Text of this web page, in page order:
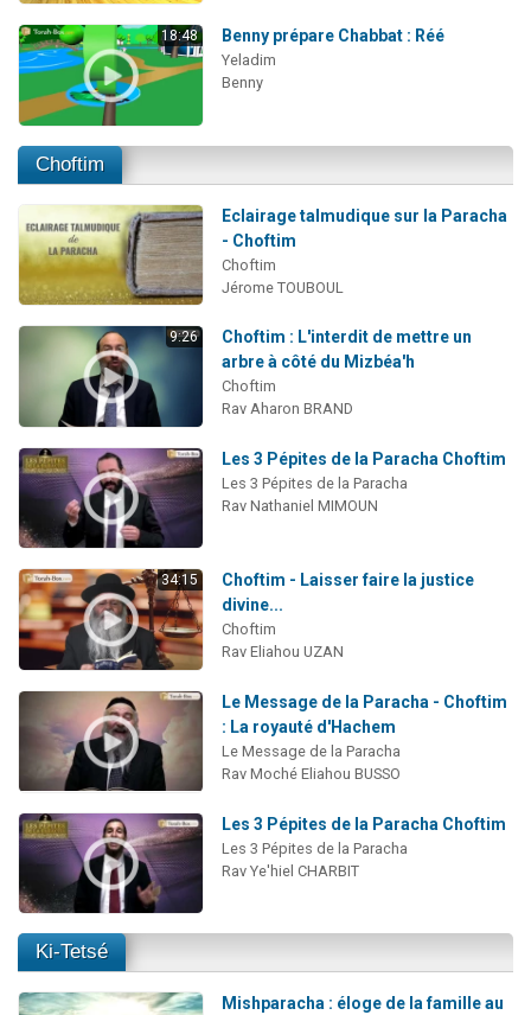
18:48 Benny prépare Chabbat : Réé
Yeladim
Benny
Choftim
Eclairage talmudique sur la Paracha
- Choftim
Choftim
Jérome TOUBOUL
9:26
Choftim : L'interdit de mettre un
arbre à côté du Mizbéa'h
Choftim
Rav Aharon BRAND
Les 3 Pépites de la Paracha Choftim
Les 3 Pépites de la Paracha
Rav Nathaniel MIMOUN
34:15
Choftim - Laisser faire la justice
divine...
Choftim
Rav Eliahou UZAN
Le Message de la Paracha - Choftim
: La royauté d'Hachem
Le Message de la Paracha
Rav Moché Eliahou BUSSO
Les 3 Pépites de la Paracha Choftim
Les 3 Pépites de la Paracha
Rav Ye'hiel CHARBIT
Ki-Tetsé
Mishparacha : éloge de la famille au